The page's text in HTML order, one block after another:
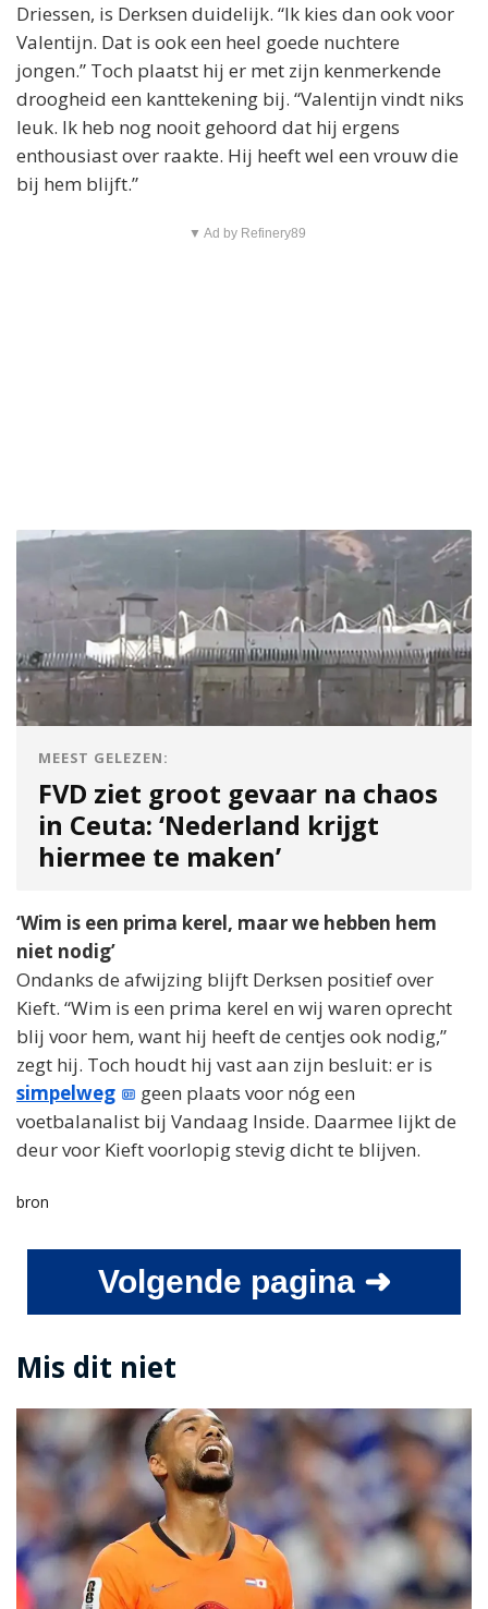
Driessen, is Derksen duidelijk. “Ik kies dan ook voor
Valentijn. Dat is ook een heel goede nuchtere
jongen.” Toch plaatst hij er met zijn kenmerkende
droogheid een kanttekening bij. “Valentijn vindt niks
leuk. Ik heb nog nooit gehoord dat hij ergens
enthousiast over raakte. Hij heeft wel een vrouw die
bij hem blijft.”
▼ Ad by Refinery89
MEEST GELEZEN:
FVD ziet groot gevaar na chaos
in Ceuta: ‘Nederland krijgt
hiermee te maken’
‘Wim is een prima kerel, maar we hebben hem
niet nodig’
Ondanks de afwijzing blijft Derksen positief over
Kieft. “Wim is een prima kerel en wij waren oprecht
blij voor hem, want hij heeft de centjes ook nodig,”
zegt hij. Toch houdt hij vast aan zijn besluit: er is
simpelweg
geen plaats voor nóg een
voetbalanalist bij Vandaag Inside. Daarmee lijkt de
deur voor Kieft voorlopig stevig dicht te blijven.
bron
Volgende pagina ➜
Mis dit niet